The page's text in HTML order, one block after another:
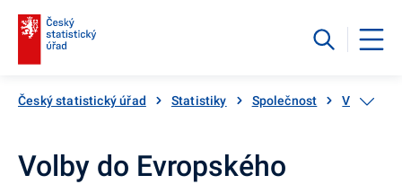
Český statistický úřad Statistiky Společnost Volby
Volby do Evropského